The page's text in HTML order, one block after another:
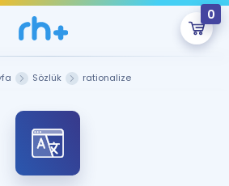
0
Şu An Boş.
hazırlayacak onlarca eğitim seni
bekliyor!
Sözlük rationalize